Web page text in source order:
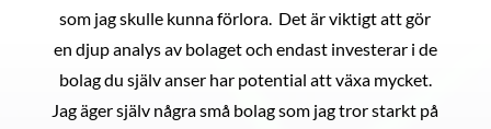
som jag skulle kunna förlora. Det är viktigt att gör
en djup analys av bolaget och endast investerar i de
bolag du själv anser har potential att växa mycket.
Jag äger själv några små bolag som jag tror starkt på